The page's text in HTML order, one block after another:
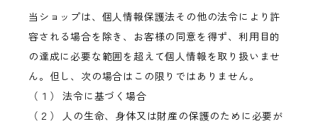
当ショップは、個人情報保護法その他の法令により許
容される場合を除き、お客様の同意を得ず、利用目的
の達成に必要な範囲を超えて個人情報を取り扱いませ
ん。但し、次の場合はこの限りではありません。
（１） 法令に基づく場合
（２） 人の生命、身体又は財産の保護のために必要が